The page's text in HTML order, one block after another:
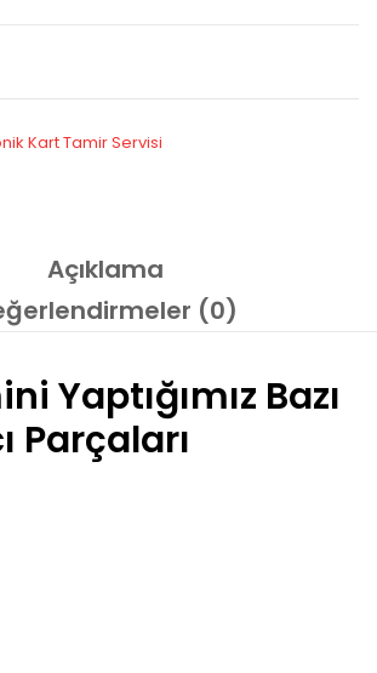
Kart Tamir Servisi
Açıklama
(0)
Yaptığımız Bazı
Parçaları